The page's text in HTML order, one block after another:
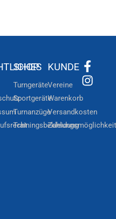
SHOP
Turngeräte
Sportgeräte
Turnanzüge
Trainingsbekleidung
KUNDE
Vereine
Warenkorb
Versandkosten